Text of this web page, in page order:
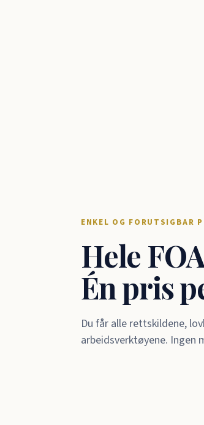
ENKEL OG FORUTSIGBAR
Hele
Én pris
Du får alle rettskildene,
arbeidsverktøyene. Ingen